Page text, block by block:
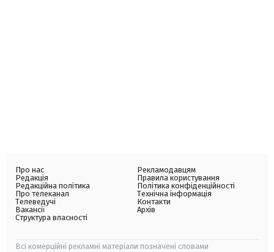
Про нас
Редакція
Редакційна політика
Про телеканал
Телеведучі
Вакансії
Структура власності
Рекламодавцям
Правила користування
Політика конфіденційності
Технічна інформація
Контакти
Архів
Всі комерційні рекламні матеріали позначені словами